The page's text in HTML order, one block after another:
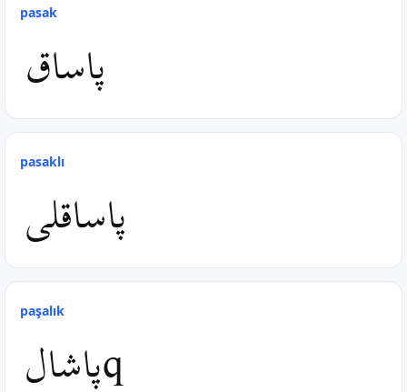
pasak
پاساق
pasaklı
پاساقلی
paşalık
پاشالq